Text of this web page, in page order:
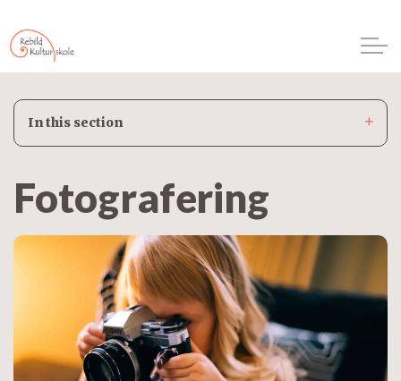
In this section
Fotografering